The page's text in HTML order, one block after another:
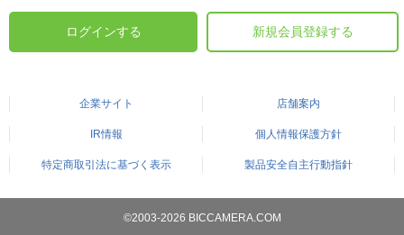
ログインする 新規会員登録する
企業サイト 店舗案内
IR情報 個人情報保護方針
特定商取引法に基づく表示 製品安全自主行動指針
©2003-2026 BICCAMERA.COM